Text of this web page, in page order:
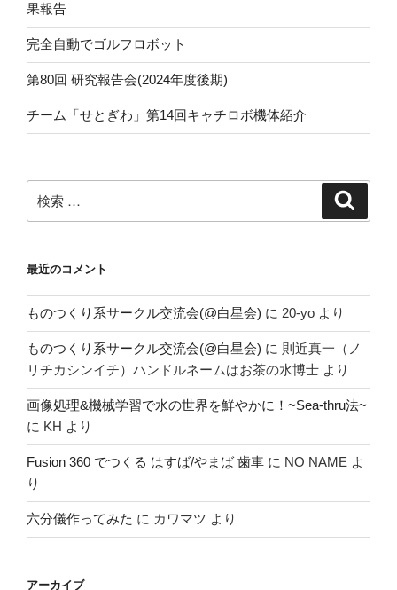
果報告
完全自動でゴルフロボット
第80回 研究報告会(2024年度後期)
チーム「せとぎわ」第14回キャチロボ機体紹介
索:
最近のコメント
ものつくり系サークル交流会(@白星会) に 20-yo より
ものつくり系サークル交流会(@白星会) に 則近真一（ノ
リチカシンイチ）ハンドルネームはお茶の水博士 より
画像処理&機械学習で水の世界を鮮やかに！~Sea-thru法~
に KH より
Fusion 360 でつくる はすば/やまば 歯車 に NO NAME よ
り
六分儀作ってみた に カワマツ より
アーカイブ